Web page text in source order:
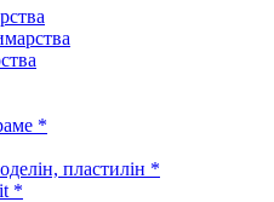
*
пластилін *
*